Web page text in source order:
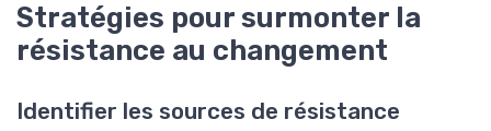
Stratégies pour surmonter la
résistance au changement
Identifier les sources de résistance